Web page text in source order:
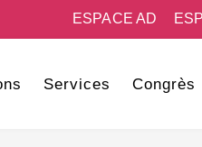
ESPACE AD
Services Congrès